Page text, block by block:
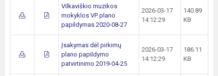
Vilkaviškio muzikos
mokyklos VP plano
papildymas 2020-08-27
2026-03-17
14:12:29
140.89
KB
Įsakymas dėl pirkimų
plano papildymo
patvirtinimo 2019-04-25
2026-03-17
14:12:29
186.11
KB